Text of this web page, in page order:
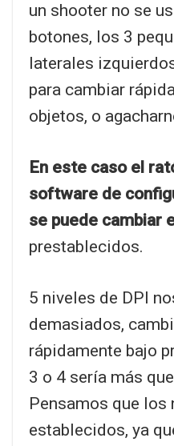
un shooter no se
botones, los 3
laterales
para cambiar
objetos, o
En este caso el
software de
se puede cambiar
prestablecidos.
5 niveles de DPI
demasiados,
rápidamente bajo
3 o 4 sería más
Pensamos que los
establecidos, ya